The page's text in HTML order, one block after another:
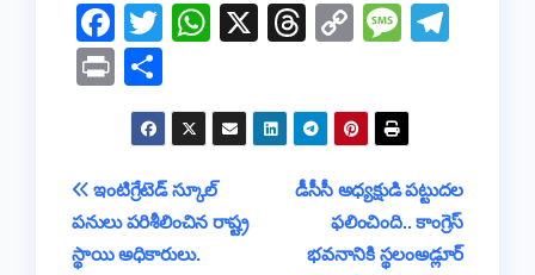
F
a
c
e
b
o
o
T
tt
er
W
at
s
A
p
X
T
e
a
d
C
p
y
Li
n
k
M
ss
a
g
e
a
m
Pr
in h
ar
e
Post
navigation
డీసీసీ అధ్యక్షుడి పట్టుదల
ఫలించింది.. కాంగ్రెస్
భవనానికి స్థలంఅడ్లూర్
ఇంటిగ్రేటెడ్ స్కూల్
పనులు పరిశీలించిన రాష్ట్ర
స్థాయి అధికారులు.